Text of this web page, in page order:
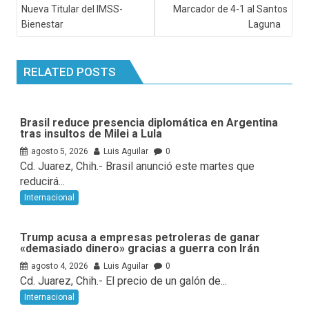
Nueva Titular del IMSS-
Bienestar
Marcador de 4-1 al Santos
Laguna
RELATED POSTS
Brasil reduce presencia diplomática en Argentina
tras insultos de Milei a Lula
agosto 5, 2026 Luis Aguilar 0
Cd. Juarez, Chih.- Brasil anunció este martes que
reducirá...
Internacional
Trump acusa a empresas petroleras de ganar
«demasiado dinero» gracias a guerra con Irán
agosto 4, 2026 Luis Aguilar 0
Cd. Juarez, Chih.- El precio de un galón de...
Internacional